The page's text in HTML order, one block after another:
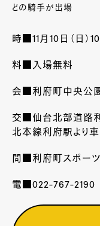
どの騎手が出場
時■11月10日（日）
料■入場無料
会■利府町中央公
交■仙台北部道路利
北本線利府駅より
問■利府町スポー
電■022-767-2190